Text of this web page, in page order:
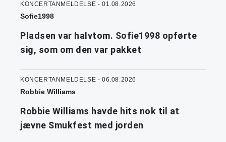
KONCERTANMELDELSE - 01.08.2026
Sofie1998
Pladsen var halvtom. Sofie1998 opførte
sig, som om den var pakket
KONCERTANMELDELSE - 06.08.2026
Robbie Williams
Robbie Williams havde hits nok til at
jævne Smukfest med jorden